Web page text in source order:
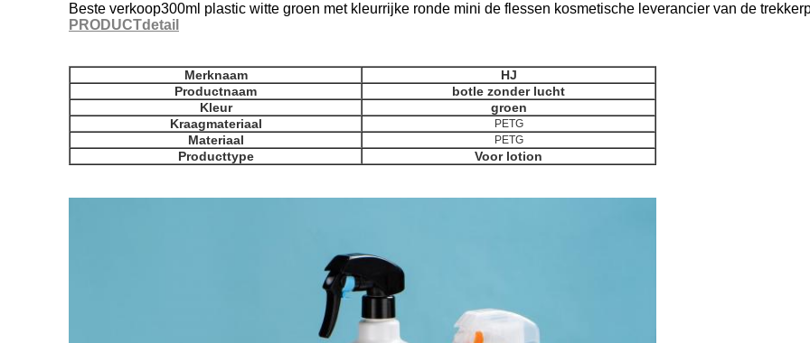
Beste verkoop300ml plastic witte groen met kleurrijke ronde mini de flessen kosmetische leverancier van de
PRODUCTdetail
Merknaam
HJ
Productnaam
botle zonder lucht
Kleur
groen
Kraagmateriaal
PETG
Materiaal PETG
Producttype Voor lotion